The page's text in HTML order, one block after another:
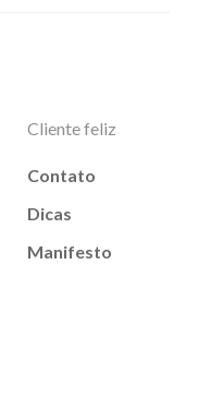
Cliente feliz
Contato
Dicas
Manifesto